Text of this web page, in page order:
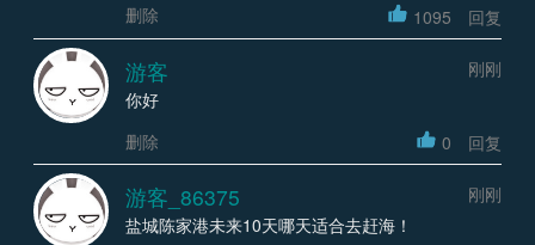
删除
1095 回复
游客
刚刚
你好
删除
0 回复
游客_86375
刚刚
盐城陈家港未来10天哪天适合去赶海！